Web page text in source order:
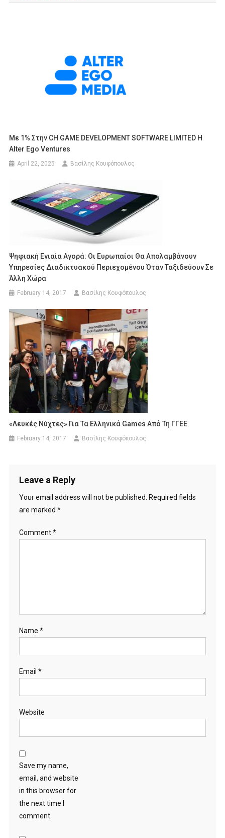
Με 1% Στην CH GAME DEVELOPMENT SOFTWARE LIMITED Η
Alter Ego Ventures
April 22, 2025 Βασίλης Κουφόπουλος
Ψηφιακή Ενιαία Αγορά: Οι Ευρωπαίοι Θα Απολαμβάνουν
Υπηρεσίες Διαδικτυακού Περιεχομένου Όταν Ταξιδεύουν Σε
Άλλη Χώρα
February 14, 2017 Βασίλης Κουφόπουλος
«Λευκές Νύχτες» Για Τα Ελληνικά Games Από Τη ΓΓΕΕ
February 14, 2017 Βασίλης Κουφόπουλος
Leave a Reply
Your email address will not be published. Required fields
are marked *
Comment*
Name *
Email *
Website
Save my name,
email, and website
in this browser for
the next time I
comment.